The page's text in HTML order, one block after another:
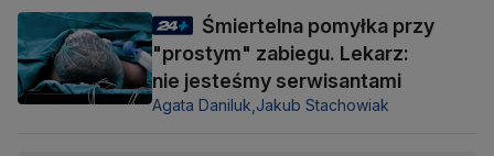
Śmiertelna pomyłka przy
"prostym" zabiegu. Lekarz:
nie jesteśmy serwisantami
Agata Daniluk, Jakub Stachowiak